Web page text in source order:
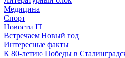
Медицина
Спорт
Новости IT
Встречаем Новый год
Интересные факты
К 80-летию Победы в